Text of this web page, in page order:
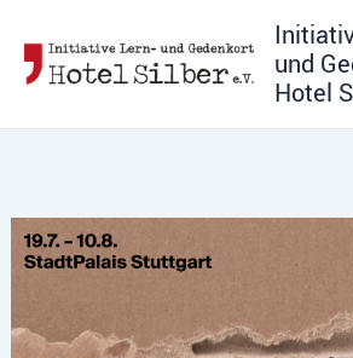
Inhalt
springen
und
Hotel